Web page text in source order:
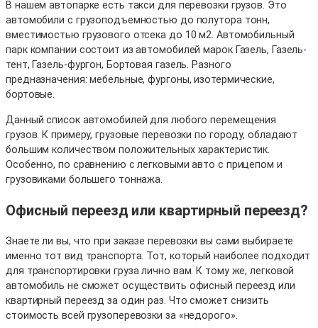
В нашем автопарке есть такси для перевозки грузов. Это
автомобили с грузоподъемностью до полутора тонн,
вместимостью грузового отсека до 10 м2. Автомобильный
парк компании состоит из автомобилей марок Газель, Газель-
тент, Газель-фургон, Бортовая газель. Разного
предназначения: мебельные, фургоны, изотермические,
бортовые.
Данный список автомобилей для любого перемещения
грузов. К примеру, грузовые перевозки по городу, обладают
большим количеством положительных характеристик.
Особенно, по сравнению с легковыми авто с прицепом и
грузовиками большего тоннажа.
Офисный переезд или квартирный переезд?
Знаете ли вы, что при заказе перевозки вы сами выбираете
именно тот вид транспорта. Тот, который наиболее подходит
для транспортировки груза лично вам. К тому же, легковой
автомобиль не сможет осуществить офисный переезд или
квартирный переезд за один раз. Что сможет снизить
стоимость всей грузоперевозки за «недорого».